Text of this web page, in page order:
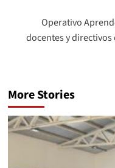
Operativo
docentes y
More Stories